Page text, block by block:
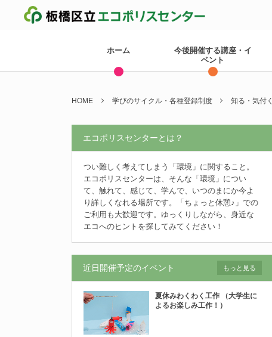
ホーム
今後開催する講座・イ
ベント
HOME 学びのサイクル・各種登録制度 知る・気付く
エコポリスセンターとは？
つい難しく考えてしまう「環境」に関すること。
エコポリスセンターは、そんな「環境」につい
て、触れて、感じて、学んで、いつのまにか今よ
り詳しくなれる場所です。「ちょっと休憩♪」での
ご利用も大歓迎です。ゆっくりしながら、身近な
エコへのヒントを探してみてください！
近日開催予定のイベント
夏休みわくわく工作 （大学生に
よるお楽しみ工作！）
もっと見る